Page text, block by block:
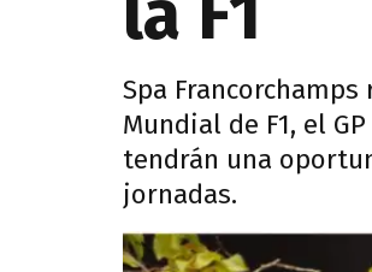
Spa
Mundial de F1, el
tendrán una
jornadas.